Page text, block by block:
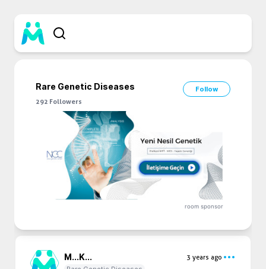
Rare Genetic Diseases
Follow
292 Followers
room sponsor
M...K...
3 years ago